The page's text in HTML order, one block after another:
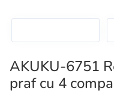
AKUKU-6751
praf cu 4